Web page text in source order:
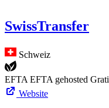
SwissTransfer
Schweiz
EFTA EFTA gehosted
Website